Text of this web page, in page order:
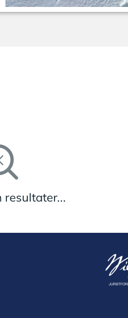
resultater...